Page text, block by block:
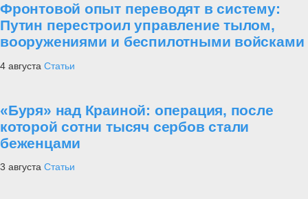
Фронтовой опыт переводят в систему:
Путин перестроил управление тылом,
вооружениями и беспилотными войсками
4 августа Статьи
«Буря» над Краиной: операция, после
которой сотни тысяч сербов стали
беженцами
3 августа Статьи